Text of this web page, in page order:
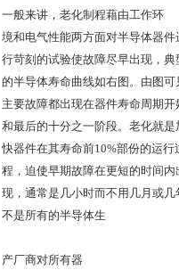
一般来讲，老化制程藉由工作环
境和电气性能两方面对半导体器件
行苛刻的试验使故障尽早出现，典
的半导体寿命曲线如右图。由图可
主要故障都出现在器件寿命周期开
和最后的十分之一阶段。老化就是
快器件在其寿命前10%部份的运行
程，迫使早期故障在更短的时间内
现，通常是几小时而不用几月或几
不是所有的半导体生
产厂商对所有器